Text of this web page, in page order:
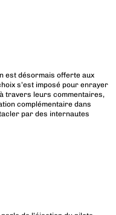
est désormais offerte aux
s’est imposé pour enrayer
travers leurs commentaires,
complémentaire dans
par des internautes